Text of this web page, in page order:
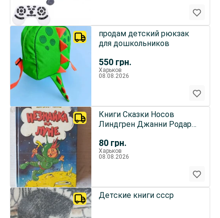
550 грн.
продам детский рюкзак
для дошкольников
Харьков
08.08.2026
80 грн.
Книги Сказки Носов
Линдгрен Джанни Родари
Кэрролл
Харьков
08.08.2026
Детские книги ссср